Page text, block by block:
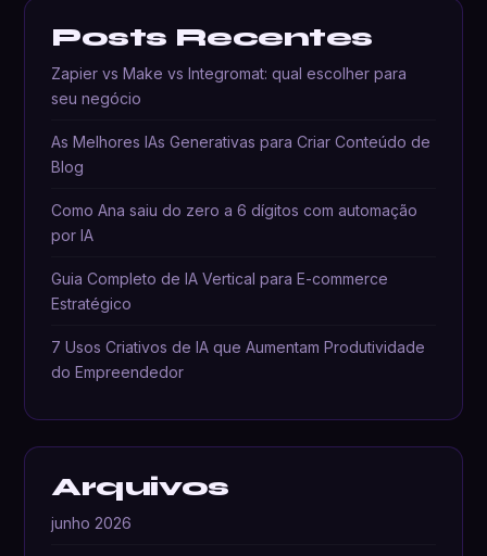
Posts Recentes
Zapier vs Make vs Integromat: qual escolher para
seu negócio
As Melhores IAs Generativas para Criar Conteúdo de
Blog
Como Ana saiu do zero a 6 dígitos com automação
por IA
Guia Completo de IA Vertical para E-commerce
Estratégico
7 Usos Criativos de IA que Aumentam Produtividade
do Empreendedor
Arquivos
junho 2026